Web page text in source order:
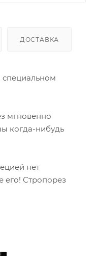
ДОСТАВКА
специальном
мгновенно
когда-нибудь
нет
его! Стропорез